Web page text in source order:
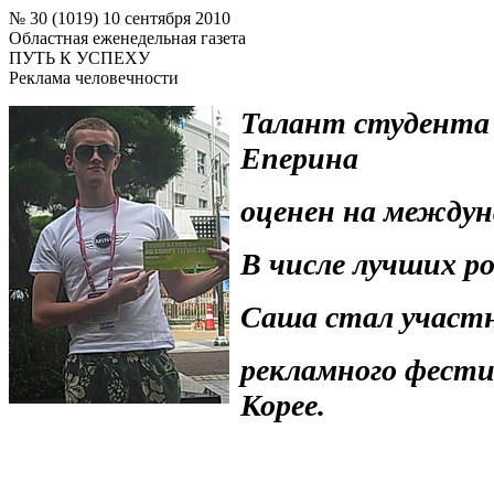
№ 30 (1019) 10 сентября 2010
Областная еженедельная газета
ПУТЬ К УСПЕХУ
Реклама человечности
Талант
Еперина
оценен на
В числе лучших
Саша стал
рекламного
Корее.